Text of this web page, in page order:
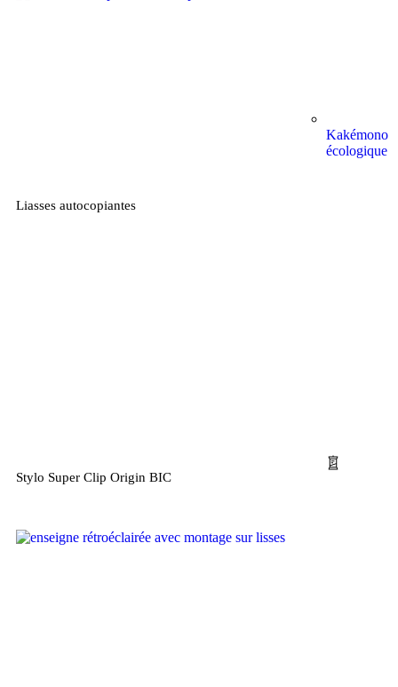
Kakémono
écologique
Liasses autocopiantes
Stylo Super Clip Origin BIC